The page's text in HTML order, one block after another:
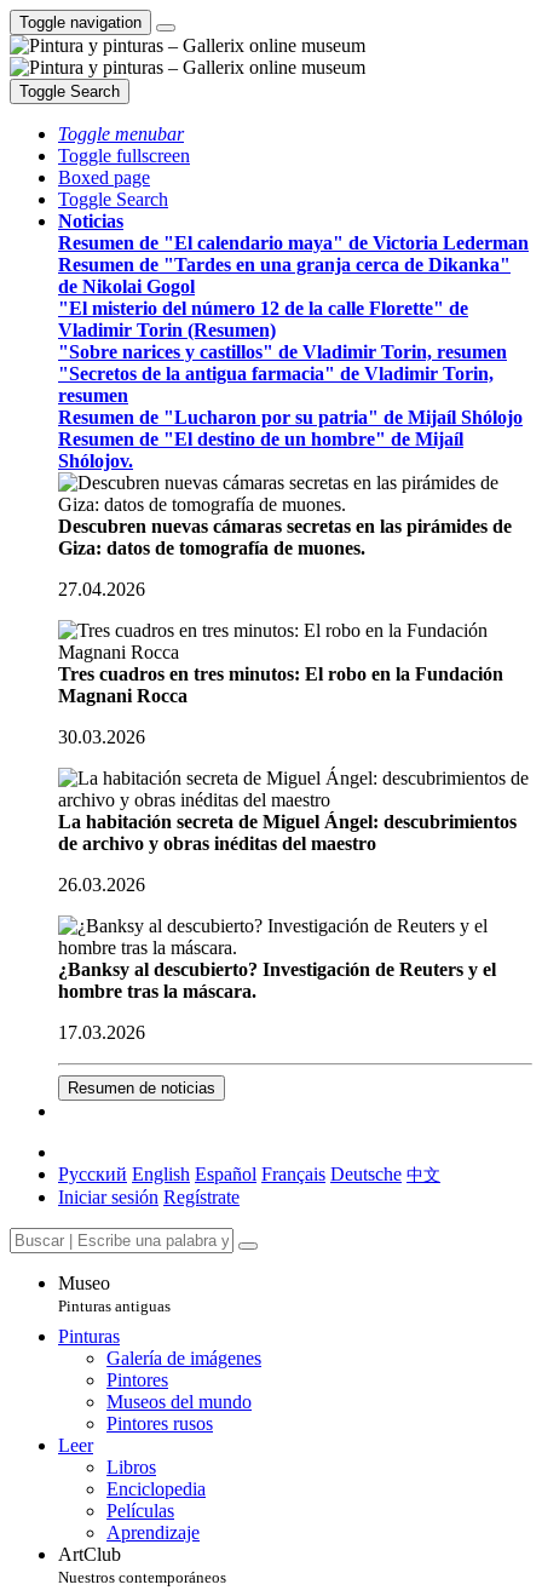
Toggle navigation
Toggle Search
Toggle menubar
Toggle fullscreen
Boxed page
Toggle Search
Noticias
Resumen de "El calendario maya" de Victoria Lederman
Resumen de "Tardes en una granja cerca de Dikanka"
de Nikolai Gogol
"El misterio del número 12 de la calle Florette" de
Vladimir Torin (Resumen)
"Sobre narices y castillos" de Vladimir Torin, resumen
"Secretos de la antigua farmacia" de Vladimir Torin,
resumen
Resumen de "Lucharon por su patria" de Mijaíl Shólojo
Resumen de "El destino de un hombre" de Mijaíl
Shólojov.
Descubren nuevas cámaras secretas en las pirámides de
Giza: datos de tomografía de muones.
27.04.2026
Tres cuadros en tres minutos: El robo en la Fundación
Magnani Rocca
30.03.2026
La habitación secreta de Miguel Ángel: descubrimientos
de archivo y obras inéditas del maestro
26.03.2026
¿Banksy al descubierto? Investigación de Reuters y el
hombre tras la máscara.
17.03.2026
Resumen de noticias
Русский English Español Français Deutsche 中文
Iniciar sesión Regístrate
Museo
Pinturas antiguas
Pinturas
Galería de imágenes
Pintores
Museos del mundo
Pintores rusos
Leer
Libros
Enciclopedia
Películas
Aprendizaje
ArtClub
Nuestros contemporáneos